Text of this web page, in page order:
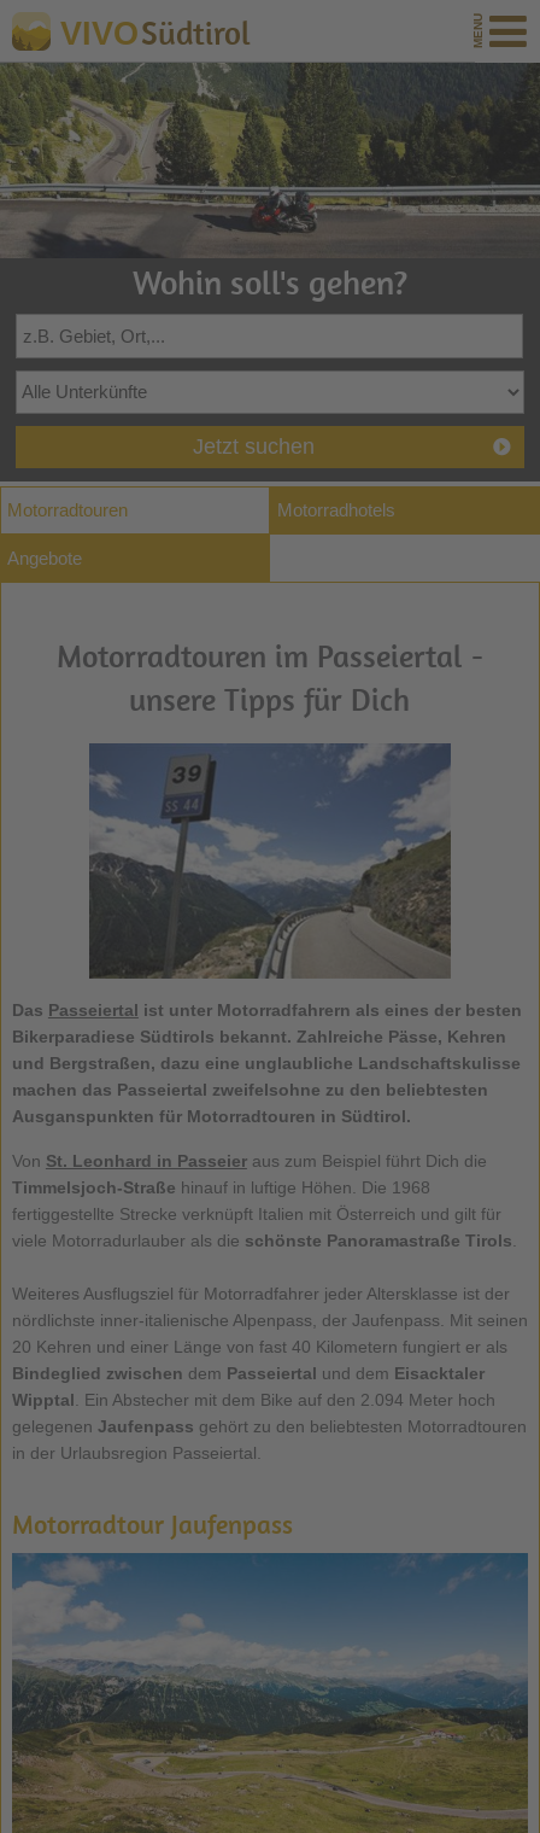
VIVOSüdtirol
Wohin soll's gehen?
Jetzt suchen
Motorradtouren Motorradhotels
Angebote
Motorradtouren im Passeiertal -
unsere Tipps für Dich
Das Passeiertal ist unter Motorradfahrern als eines der besten
Bikerparadiese Südtirols bekannt. Zahlreiche Pässe, Kehren
und Bergstraßen, dazu eine unglaubliche Landschaftskulisse
machen das Passeiertal zweifelsohne zu den beliebtesten
Ausganspunkten für Motorradtouren in Südtirol.
Von St. Leonhard in Passeieraus zum Beispiel führt Dich die
Timmelsjoch-Straße hinauf in luftige Höhen. Die 1968
fertiggestellte Strecke verknüpft Italien mit Österreich und gilt für
viele Motorradurlauber als die schönste Panoramastraße Tirols
Weiteres Ausflugsziel für Motorradfahrer jeder Altersklasse ist der
nördlichste inner-italienische Alpenpass, der Jaufenpass. Mit seinen
20 Kehren und einer Länge von fast 40 Kilometern fungiert er als
Bindeglied zwischen dem Passeiertal und dem Eisacktaler
Wipptal . Ein Abstecher mit dem Bike auf den 2.094 Meter hoch
gelegenen Jaufenpass gehört zu den beliebtesten Motorradtouren
in der Urlaubsregion Passeiertal.
Motorradtour Jaufenpass